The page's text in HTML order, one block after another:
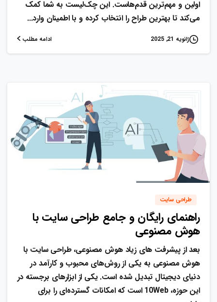
اولین و مهم‌ترین قدم‌هاست. این چک‌لیست به شما کمک
می‌کند تا بهترین طراح را انتخاب کرده و با اطمینان وارد...
ژانویه 21, 2025 ادامه مطلب
طراحی سایت
راهنمای رایگان و جامع طراحی سایت با
هوش مصنوعی
بعد از پیشرفت های زیاد هوش مصنوعی، طراحی سایت با
هوش مصنوعی به یکی از روش‌های محبوب و کارآمد در
دنیای دیجیتال تبدیل شده است. یکی از ابزارهای برجسته در
این حوزه، 10Web است که امکانات گسترده‌ای را برای